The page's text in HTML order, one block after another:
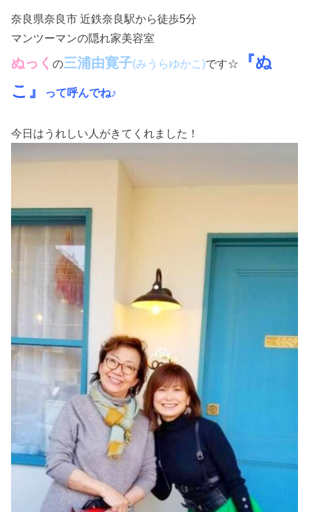
奈良県奈良市 近鉄奈良駅から徒歩5分
マンツーマンの隠れ家美容室
ぬっくの三浦由寛子(みうらゆかこ)です☆
『ぬ
こ』
って呼んでね♪
今日はうれしい人がきてくれました！